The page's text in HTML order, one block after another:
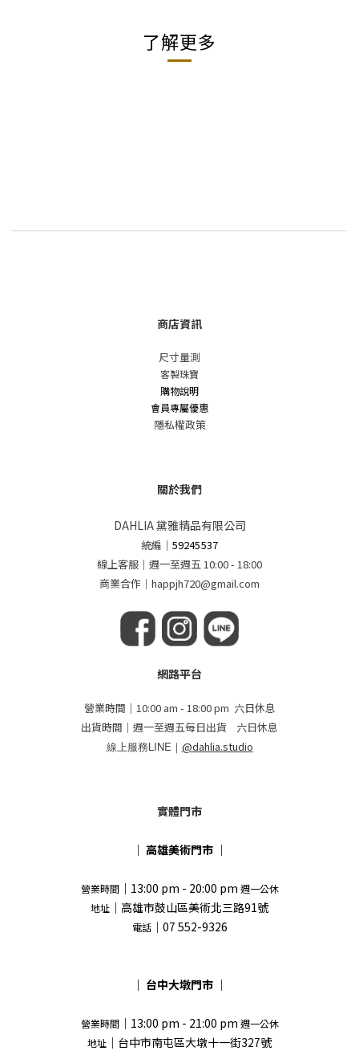
了解更多
商店資訊
尺寸量測
客製珠寶
購物說明
會員專屬優惠
隱私權政策
關於我們
DAHLIA 黛雅精品有限公司
統編 ｜59245537
線上客服｜週一至週五 10:00 - 18:00
商業合作｜happjh720@gmail.com
網路平台
營業時間｜10:00 am - 18:00 pm 六日休息
出貨時間｜週一至週五每日出貨 六日休息
線上服務LINE｜ @dahlia.studio
實體門市
｜ 高雄美術門市 ｜
營業時間｜13:00 pm - 20:00 pm 週一公休
地址 ｜高雄市鼓山區美術北三路91號
電話｜07 552-9326
｜ 台中大墩門市 ｜
營業時間｜13:00 pm - 21:00 pm 週一公休
地址 ｜台中市南屯區大墩十一街327號